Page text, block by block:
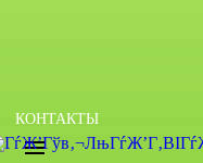
КОНТАКТЫ